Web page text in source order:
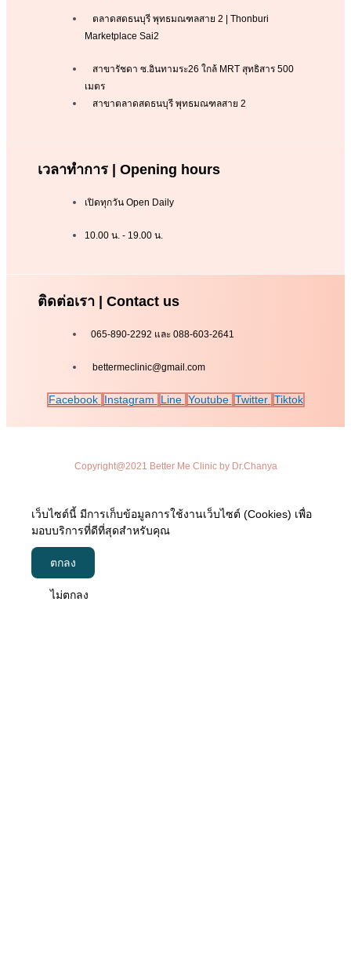
ตลาดสดธนบุรี พุทธมณฑลสาย 2 | Thonburi
Marketplace Sai2
สาขารัชดา ซ.อินทามระ26 ใกล้ MRT สุทธิสาร 500
เมตร
สาขาตลาดสดธนบุรี พุทธมณฑลสาย 2
เวลาทำการ | Opening hours
เปิดทุกวัน Open Daily
10.00 น. - 19.00 น.
ติดต่อเรา | Contact us
065-890-2292 และ 088-603-2641
bettermeclinic@gmail.com
Facebook Instagram Line Youtube Twitter Tiktok
Copyright@2021 Better Me Clinic by Dr.Chanya
เว็บไซต์นี้ มีการเก็บข้อมูลการใช้งานเว็บไซต์ (Cookies) เพื่อ
มอบบริการที่ดีที่สุดสำหรับคุณ
ตกลง
ไม่ตกลง